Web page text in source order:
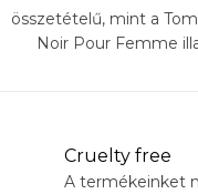
összetételű, mint a
Noir Pour Femme
Cruelty free
A termékeinket